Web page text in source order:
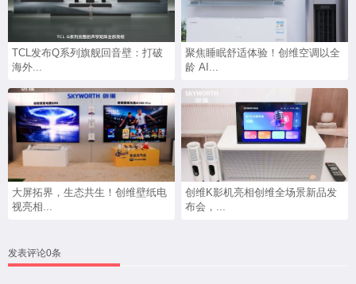
TCL发布Q系列旗舰回音壁：打破
海外...
聚焦睡眠舒适体验！创维空调以全
龄 AI...
大屏拓界，生态共生！创维壁纸电
视亮相...
创维K影机亮相创维全场景新品发
布会，...
发表评论0条